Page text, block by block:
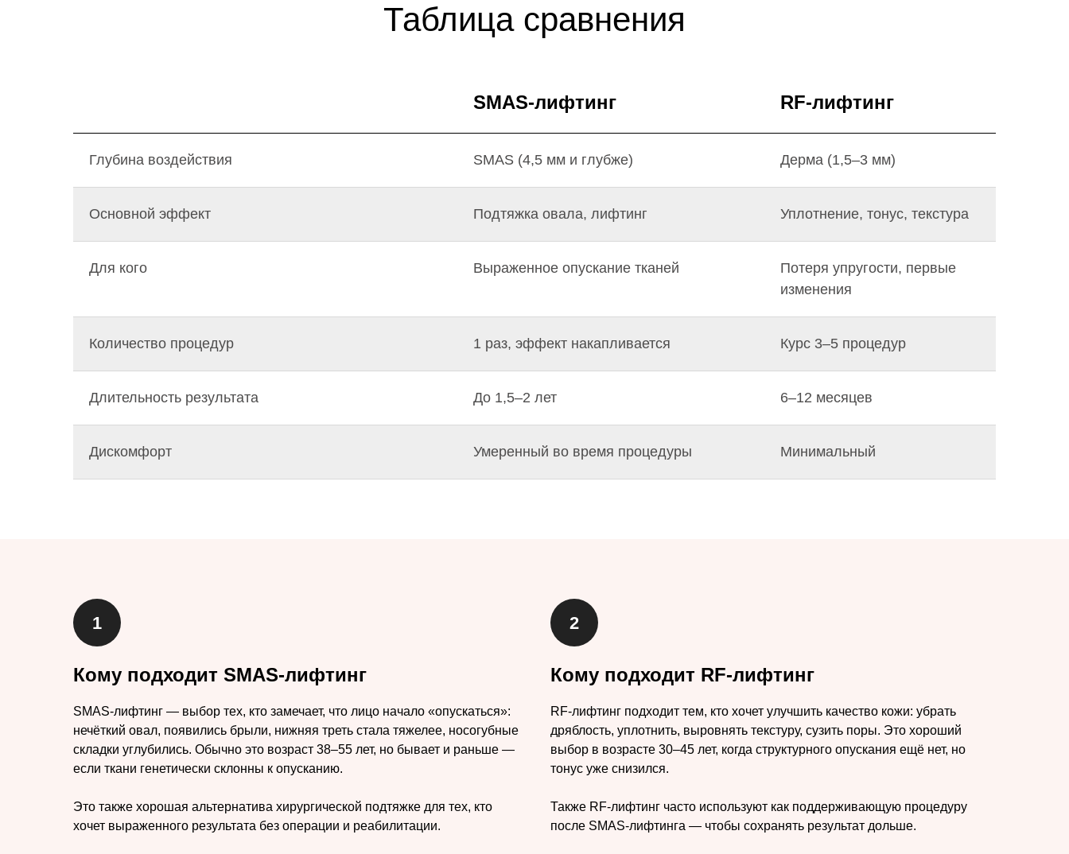
Таблица сравнения
SMAS-лифтинг RF-лифтинг
Глубина воздействия SMAS (4,5 мм и глубже) Дерма (1,5–3 мм)
Основной эффект Подтяжка овала, лифтинг Уплотнение, тонус, текстура
Для кого Выраженное опускание тканей
Потеря упругости, первые
изменения
Количество процедур 1 раз, эффект накапливается Курс 3–5 процедур
Длительность результата До 1,5–2 лет 6–12 месяцев
Дискомфорт Умеренный во время процедуры Минимальный
Кому подходит SMAS-лифтинг
SMAS-лифтинг — выбор тех, кто замечает, что лицо начало «опускаться»:
нечёткий овал, появились брыли, нижняя треть стала тяжелее, носогубные
складки углубились. Обычно это возраст 38–55 лет, но бывает и раньше —
если ткани генетически склонны к опусканию.
Это также хорошая альтернатива хирургической подтяжке для тех, кто
хочет выраженного результата без операции и реабилитации.
Кому подходит RF-лифтинг
RF-лифтинг подходит тем, кто хочет улучшить качество кожи: убрать
дряблость, уплотнить, выровнять текстуру, сузить поры. Это хороший
выбор в возрасте 30–45 лет, когда структурного опускания ещё нет, но
тонус уже снизился.
Также RF-лифтинг часто используют как поддерживающую процедуру
после SMAS-лифтинга — чтобы сохранять результат дольше.